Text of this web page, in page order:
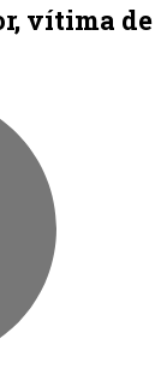
vítima de